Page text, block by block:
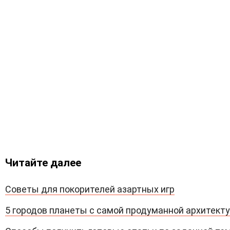
Читайте далее
Советы для покорителей азартных игр
5 городов планеты с самой продуманной